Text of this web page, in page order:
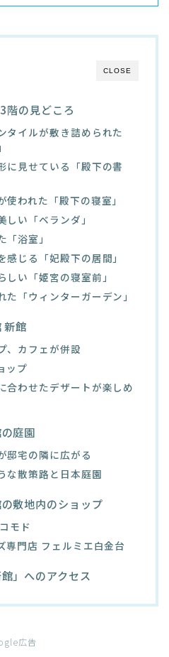
CLOSE
階の見どころ
タイルが敷き詰められた
に見せている「殿下の書
われた「殿下の寝室」
しい「ベランダ」
浴室」
感じる「妃殿下の居間」
しい「姫宮の寝室前」
た「ウィンターガーデン」
新館
、カフェが併設
ップ
合わせたデザートが楽しめ
庭園
邸宅の隣に広がる
な散策路と日本庭園
敷地内のショップ
モド
専門店 フェルミエ白金台
」へのアクセス
広告